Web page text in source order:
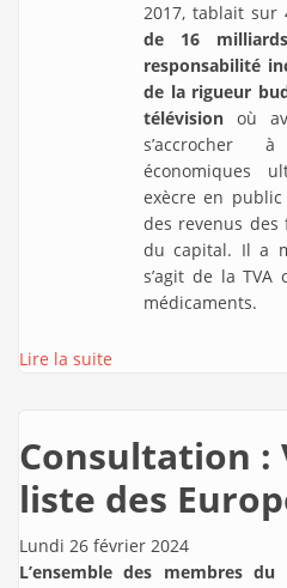
2017, tablait sur
de 16
responsabilité
de la rigueur
télévision où
s’accrocher
économiques
exècre en public
des revenus des
du capital. Il a
s’agit de la
médicaments.
Lire la suite
Consultation :
liste des
Lundi 26 février 2024
L’ensemble des membres